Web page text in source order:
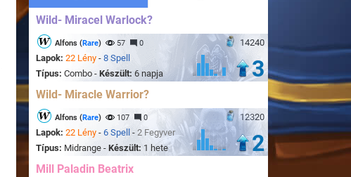
Wild- Miracel Warlock?
14240
Alfons (Rare) 57 0
Lapok: 22 Lény - 8 Spell
Típus: Combo - Készült: 6 napja 3
Wild- Miracle Warrior?
12320
Alfons (Rare) 107 0
Lapok: 22 Lény - 6 Spell - 2 Fegyver
Típus: Midrange - Készült: 1 hete 2
Mill Paladin Beatrix